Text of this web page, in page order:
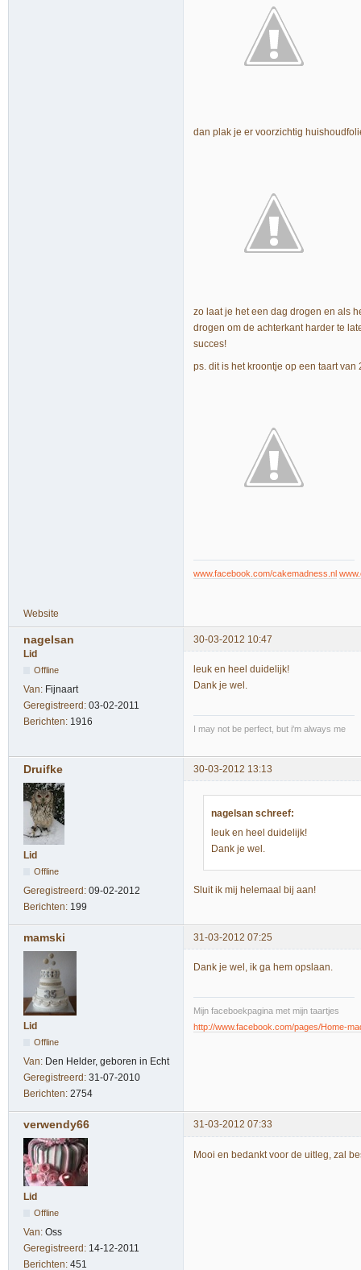
dan plak je er voorzichtig
zo laat je het een dag drogen en als
drogen om de achterkant harder te
succes!
ps. dit is het kroontje op een taart van
www.facebook.com/cakemadness.nl
Website
nagelsan
30-03-2012 10:47
Lid
Offline
Van: Fijnaart
Geregistreerd: 03-02-2011
Berichten: 1916
leuk en heel duidelijk!
Dank je wel.
I may not be perfect, but i'm always me
Druifke 30-03-2012 13:13
Lid
Offline
Geregistreerd: 09-02-2012
Berichten: 199
nagelsan schreef:
leuk en heel duidelijk!
Dank je wel.
Sluit ik mij helemaal bij aan!
mamski 31-03-2012 07:25
Lid
Offline
Van: Den Helder, geboren in Echt
Geregistreerd: 31-07-2010
Berichten: 2754
Dank je wel, ik ga hem opslaan.
Mijn faceboekpagina met mijn taartjes
http://www.facebook.com/pages/Home-
verwendy66 31-03-2012 07:33
Lid
Offline
Van: Oss
Geregistreerd: 14-12-2011
Berichten: 451
Mooi en bedankt voor de uitleg, zal